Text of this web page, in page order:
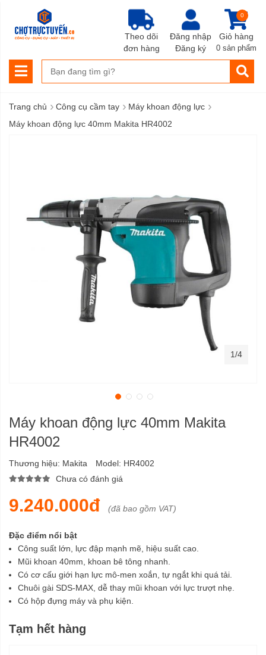
Đăng nhập
Đăng ký
Giỏ hàng
0
0 sản phẩm
Theo dõi
đơn hàng
Trang chủ › Công cụ cầm tay › Máy khoan động lực ›
Máy khoan động lực 40mm Makita HR4002
Máy khoan động lực 40mm Makita
HR4002
Thương hiệu: Makita Model: HR4002
Chưa có đánh giá
9.240.000đ (đã bao gồm VAT)
Đặc điểm nổi bật
Công suất lớn, lực đập mạnh mẽ, hiệu suất cao.
Mũi khoan 40mm, khoan bê tông nhanh.
Có cơ cấu giới hạn lực mô-men xoắn, tự ngắt khi quá tải.
Chuôi gài SDS-MAX, dễ thay mũi khoan với lực trượt nhẹ.
Có hộp đựng máy và phụ kiện.
Tạm hết hàng
1/4